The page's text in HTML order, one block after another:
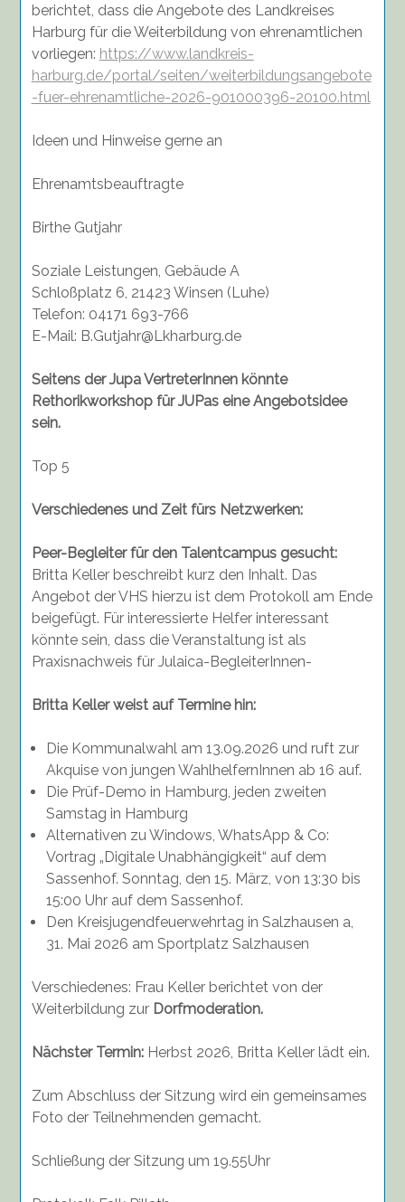
berichtet, dass die Angebote des Landkreises
Harburg für die Weiterbildung von ehrenamtlichen
vorliegen: https://www.landkreis-
harburg.de/portal/seiten/weiterbildungsangebote
-fuer-ehrenamtliche-2026-901000396-20100.html
Ideen und Hinweise gerne an
Ehrenamtsbeauftragte
Birthe Gutjahr
Soziale Leistungen, Gebäude A
Schloßplatz 6, 21423 Winsen (Luhe)
Telefon: 04171 693-766
E-Mail: B.Gutjahr@Lkharburg.de
Seitens der Jupa VertreterInnen könnte
Rethorikworkshop für JUPas eine Angebotsidee
sein.
Top 5
Verschiedenes und Zeit fürs Netzwerken:
Peer-Begleiter für den Talentcampus gesucht:
Britta Keller beschreibt kurz den Inhalt. Das
Angebot der VHS hierzu ist dem Protokoll am Ende
beigefügt. Für interessierte Helfer interessant
könnte sein, dass die Veranstaltung ist als
Praxisnachweis für Julaica-BegleiterInnen-
Britta Keller weist auf Termine hin:
Die Kommunalwahl am 13.09.2026 und ruft zur
Akquise von jungen WahlhelfernInnen ab 16 auf.
Die Prüf-Demo in Hamburg, jeden zweiten
Samstag in Hamburg
Alternativen zu Windows, WhatsApp & Co:
Vortrag „Digitale Unabhängigkeit“ auf dem
Sassenhof. Sonntag, den 15. März, von 13:30 bis
15:00 Uhr auf dem Sassenhof.
Den Kreisjugendfeuerwehrtag in Salzhausen a,
31. Mai 2026 am Sportplatz Salzhausen
Verschiedenes: Frau Keller berichtet von der
Weiterbildung zur Dorfmoderation.
Nächster Termin:Herbst 2026, Britta Keller lädt ein.
Zum Abschluss der Sitzung wird ein gemeinsames
Foto der Teilnehmenden gemacht.
Schließung der Sitzung um 19.55Uhr